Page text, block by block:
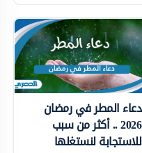
دعاء المطر في رمضان
2026 .. أكثر من سبب
للاستجابة لنستغلها